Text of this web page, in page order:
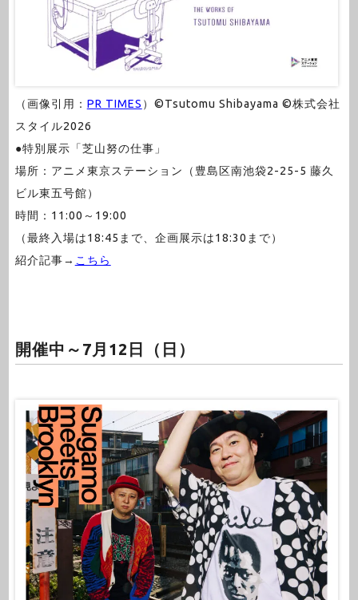
（画像引用： PR TIMES ）©Tsutomu Shibayama ©株式会社
スタイル2026
●特別展示「芝山努の仕事」
場所：アニメ東京ステーション（豊島区南池袋2-25-5 藤久
ビル東五号館）
時間：11:00～19:00
（最終入場は18:45まで、企画展示は18:30まで）
紹介記事→ こちら
開催中～7月12日（日）